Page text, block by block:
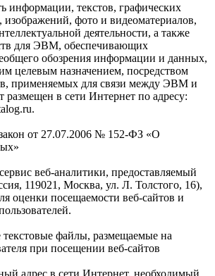
информации, текстов, графических
изображений, фото и видеоматериалов,
деятельности, а также
для ЭВМ, обеспечивающих
обозрения информации и данных,
целевым назначением, посредством
применяемых для связи между ЭВМ и
размещен в сети Интернет по адресу:
.
от 27.07.2006 № 152-ФЗ «О
веб-аналитики, предоставляемый
119021, Москва, ул. Л. Толстого, 16),
оценки посещаемости веб-сайтов и
файлы, размещаемые на
при посещении веб-сайтов
адрес в сети Интернет, необходимый